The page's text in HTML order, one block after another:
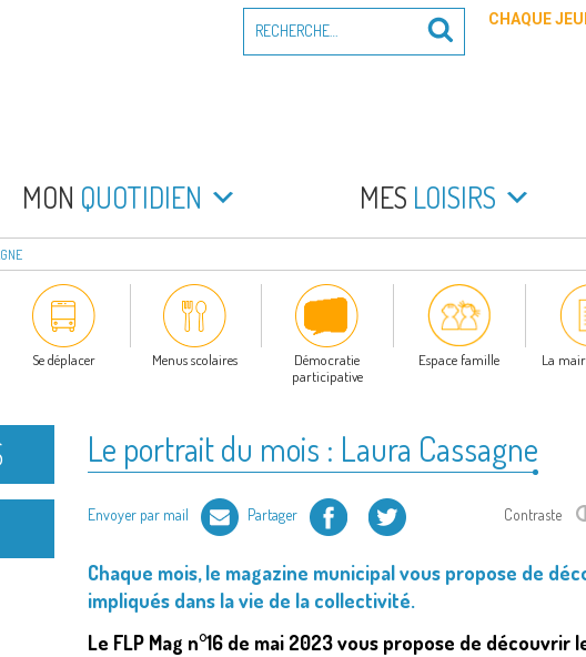
pour
Recherche
CHAQUE
MON QUOTIDIEN MES LOISIRS
Se déplacer Menus scolaires
Démocratie
participative
Espace famille La
Le portrait du mois : Laura Cassagne
Envoyer par mail Partager Facebook Twitter Contraste
Chaque mois, le magazine municipal vous propose de
impliqués dans la vie de la collectivité.
Le FLP Mag n°16 de mai 2023 vous propose de